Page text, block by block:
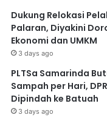
Dukung Relokasi
Palaran, Diyakini
Ekonomi dan UMKM
3 days ago
PLTSa Samarinda
Sampah per Hari,
Dipindah ke Batuah
3 days ago